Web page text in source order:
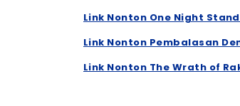
Link Nonton One Night
Link Nonton Pembalasan
Link Nonton The Wrath of